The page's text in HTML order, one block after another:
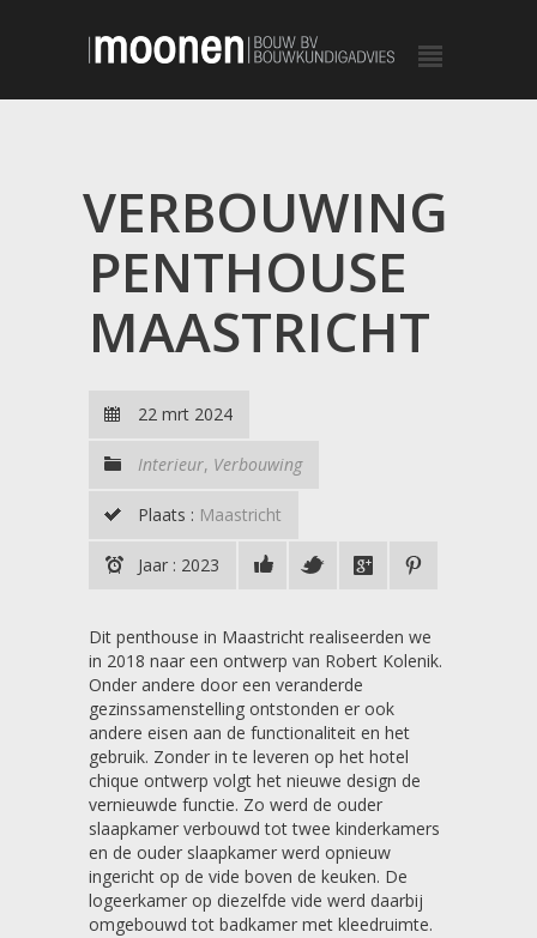
VERBOUWING
PENTHOUSE
MAASTRICHT
22 mrt 2024
Interieur, Verbouwing
Plaats : Maastricht
Jaar : 2023
Dit penthouse in Maastricht realiseerden we
in 2018 naar een ontwerp van Robert Kolenik.
Onder andere door een veranderde
gezinssamenstelling ontstonden er ook
andere eisen aan de functionaliteit en het
gebruik. Zonder in te leveren op het hotel
chique ontwerp volgt het nieuwe design de
vernieuwde functie. Zo werd de ouder
slaapkamer verbouwd tot twee kinderkamers
en de ouder slaapkamer werd opnieuw
ingericht op de vide boven de keuken. De
logeerkamer op diezelfde vide werd daarbij
omgebouwd tot badkamer met kleedruimte.